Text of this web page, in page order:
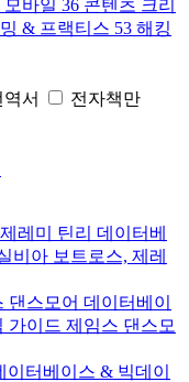
바일 36 콘텐츠 크리
& 프랙티스 53 해킹
역서
전자책만
레미 틴리 데이터베
비아 보트로스, 제레
댄스모어 데이터베이
가이드 제임스 댄스모
이터베이스 & 빅데이